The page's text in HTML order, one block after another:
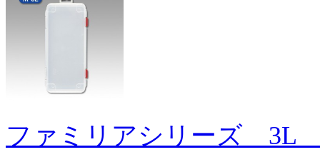
ファミリアシリーズ 3L